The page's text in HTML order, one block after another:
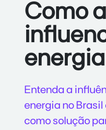
Mercado Livre
Economia para
Como
Entenda a
energia no Brasil
como solução